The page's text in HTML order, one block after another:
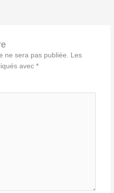
ne sera pas publiée.
Les
avec *